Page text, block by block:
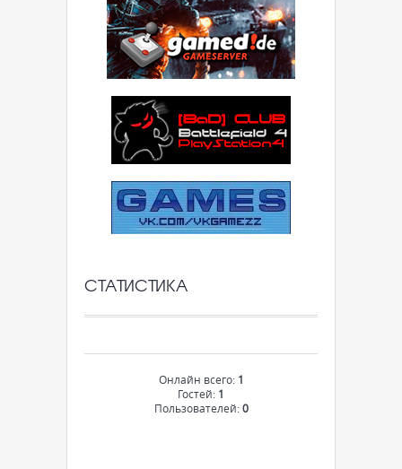
СТАТИСТИКА
Онлайн всего: 1
Гостей: 1
Пользователей:0